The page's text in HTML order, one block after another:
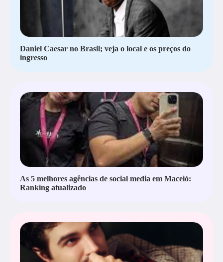
Daniel Caesar no Brasil; veja o local e os preços do
ingresso
As 5 melhores agências de social media em Maceió:
Ranking atualizado